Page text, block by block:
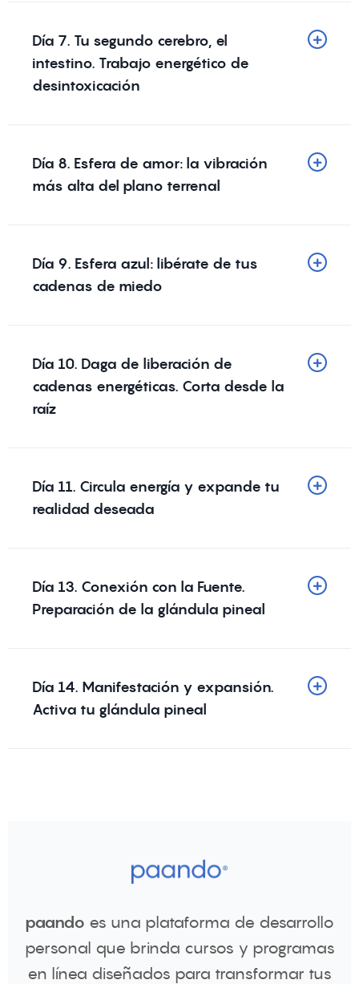
Día 7. Tu segundo cerebro, el
intestino. Trabajo energético de
desintoxicación
Día 8. Esfera de amor: la vibración
más alta del plano terrenal
Día 9. Esfera azul: libérate de tus
cadenas de miedo
Día 10. Daga de liberación de
cadenas energéticas. Corta desde la
raíz
Día 11. Circula energía y expande tu
realidad deseada
Día 13. Conexión con la Fuente.
Preparación de la glándula pineal
Día 14. Manifestación y expansión.
Activa tu glándula pineal
paando es una plataforma de desarrollo
personal que brinda cursos y programas
en línea diseñados para transformar tus